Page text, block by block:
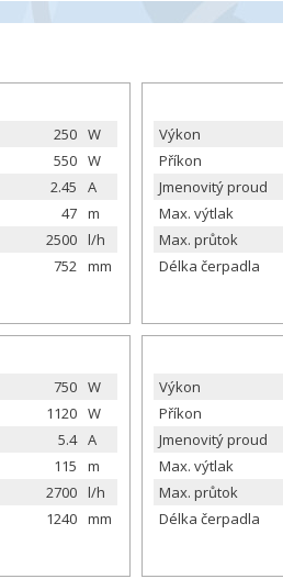
250 W
550 W
2.45
A
47 m
2500 l/h
752 mm
Výkon
Příkon
Jmenovitý proud
Max. výtlak
Max. průtok
Délka čerpadla
750 W
1120 W
5.4 A
115
m
2700 l/h
1240 mm
Výkon
Příkon
Jmenovitý proud
Max. výtlak
Max. průtok
Délka čerpadla